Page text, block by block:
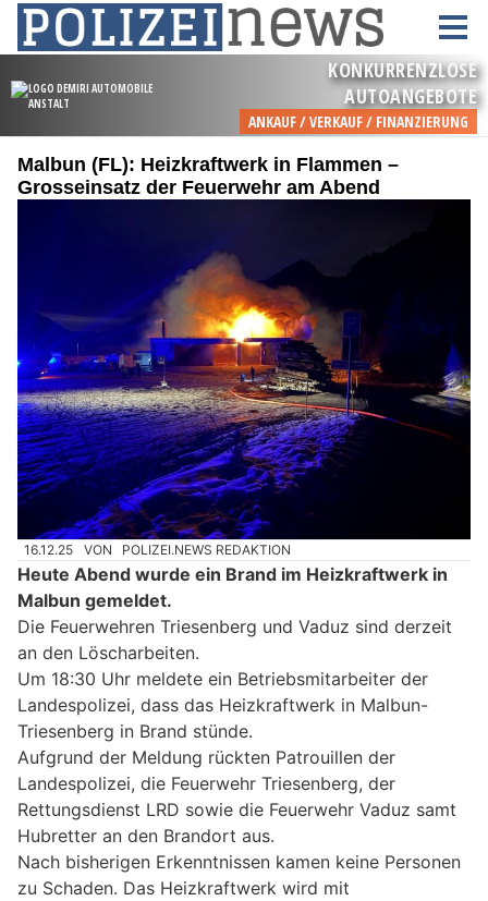
Malbun (FL): Heizkraftwerk in Flammen –
Grosseinsatz der Feuerwehr am Abend
16.12.25 VON POLIZEI.NEWS REDAKTION
Heute Abend wurde ein Brand im Heizkraftwerk in
Malbun gemeldet.
Die Feuerwehren Triesenberg und Vaduz sind derzeit
an den Löscharbeiten.
Um 18:30 Uhr meldete ein Betriebsmitarbeiter der
Landespolizei, dass das Heizkraftwerk in Malbun-
Triesenberg in Brand stünde.
Aufgrund der Meldung rückten Patrouillen der
Landespolizei, die Feuerwehr Triesenberg, der
Rettungsdienst LRD sowie die Feuerwehr Vaduz samt
Hubretter an den Brandort aus.
Nach bisherigen Erkenntnissen kamen keine Personen
zu Schaden. Das Heizkraftwerk wird mit